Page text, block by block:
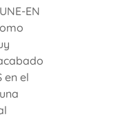
EN
en el